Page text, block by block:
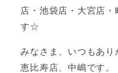
店・池袋店・大宮店
す☆
みなさま、いつもあり
恵比寿店、中嶋です。